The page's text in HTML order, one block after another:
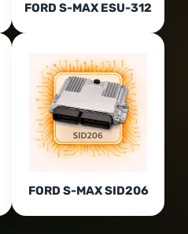
FORD S-MAX ESU-312
FORD S-MAX SID206